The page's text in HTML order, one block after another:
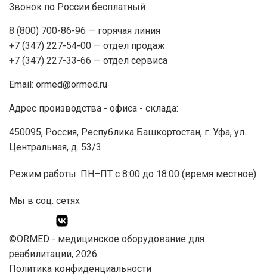
Звонок по России бесплатный
8 (800) 700-86-96 — горячая линия
+7 (347) 227-54-00 — отдел продаж
+7 (347) 227-33-66 — отдел сервиса
Email: ormed@ormed.ru
Адрес производства - офиса - склада:
450095, Россия, Республика Башкортостан, г. Уфа, ул.
Центральная, д. 53/3
Режим работы: ПН–ПТ с 8:00 до 18:00 (время местное)
Мы в соц. сетях
©ORMED - медицинское оборудование для
реабилитации, 2026
Политика конфиденциальности